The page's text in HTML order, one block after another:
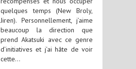
quelques temps (New Broly,
Jiren). Personnellement, j’aime
beaucoup la direction que
prend Akatsuki avec ce genre
d’initiatives et j’ai hâte de voir
cette…